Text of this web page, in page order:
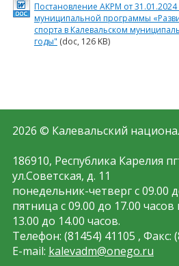
Постановление АКРМ от
муниципальной программы
спорта в Калевальском
годы" (doc, 126 KB)
2026 © Калевальский
186910, Республика Карелия
ул.Советская, д. 11
понедельник-четверг с 09.00
пятница с 09.00 до 17.00
13.00 до 14.00 часов.
Телефон: (81454) 41105 , Факс:
E-mail: kalevadm@onego.ru